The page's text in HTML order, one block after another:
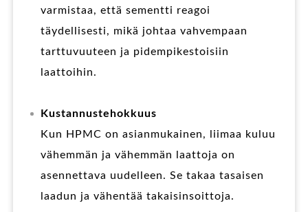
varmistaa, että sementti reagoi
täydellisesti, mikä johtaa vahvempaan
tarttuvuuteen ja pidempikestoisiin
laattoihin.
Kustannustehokkuus
Kun HPMC on asianmukainen, liimaa kuluu
vähemmän ja vähemmän laattoja on
asennettava uudelleen. Se takaa tasaisen
laadun ja vähentää takaisinsoittoja.